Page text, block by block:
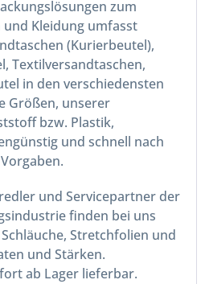
zum
Kleidung umfasst
(Kurierbeutel),
Textilversandtaschen,
in den verschiedensten
Größen, unserer
bzw. Plastik,
und schnell nach
und Servicepartner der
finden bei uns
Stretchfolien und
und Stärken.
ab Lager lieferbar.